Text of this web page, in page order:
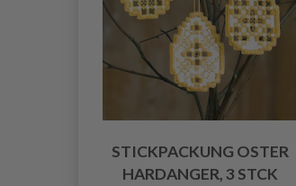
STICKPACKUNG OSTER
HARDANGER, 3 STCK